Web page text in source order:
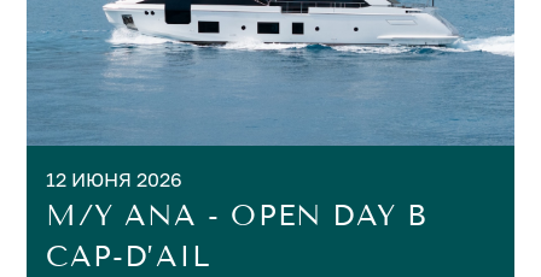
12 ИЮНЯ 2026
M/Y ANA - OPEN DAY В
CAP-D’AIL